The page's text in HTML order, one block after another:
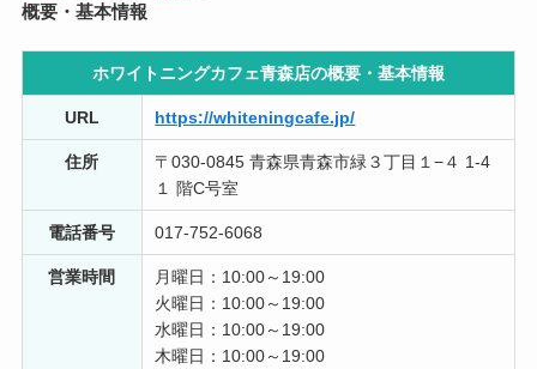
丁寧な説明と対応で、不安なく利用させていただいてい
ます。確実に白くなりました！ 自信を持って笑うことが
でき、鏡を見る度に嬉しい気持ちになります！ホワイト
ニングをして良かったなと実感します。
初めてのホワイトニングだったので、不安が大きかった
のですが、スタッフの方が優しく説明してくれたので、
安心して受けることが出来ました。効果もすぐでたの
で、前よりマスクを外しても自信が持てるようになりま
概要・基本情報
ホワイトニングカフェ青森店の概要・ 基本情報
URL https://whiteningcafe.jp/
住所
〒030-0845 青森県青森市緑３丁目１−４ 1-4
１ 階C号室
電話番号 017-752-6068
営業時間
月曜日：10:00～19:00
火曜日：10:00～19:00
水曜日：10:00～19:00
木曜日：10:00～19:00